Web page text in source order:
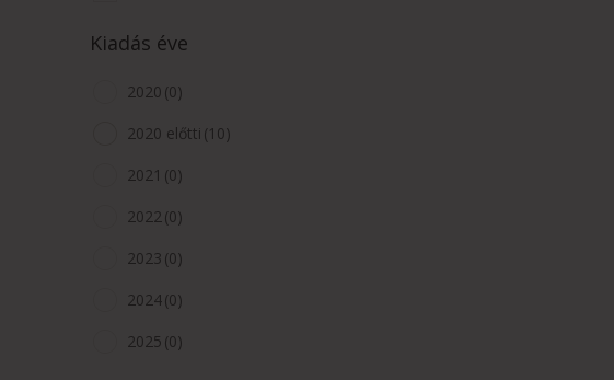
Kiadás éve
2020 (0)
2020 előtti (10)
2021 (0)
2022(0)
2023 (0)
2024(0)
2025 (0)